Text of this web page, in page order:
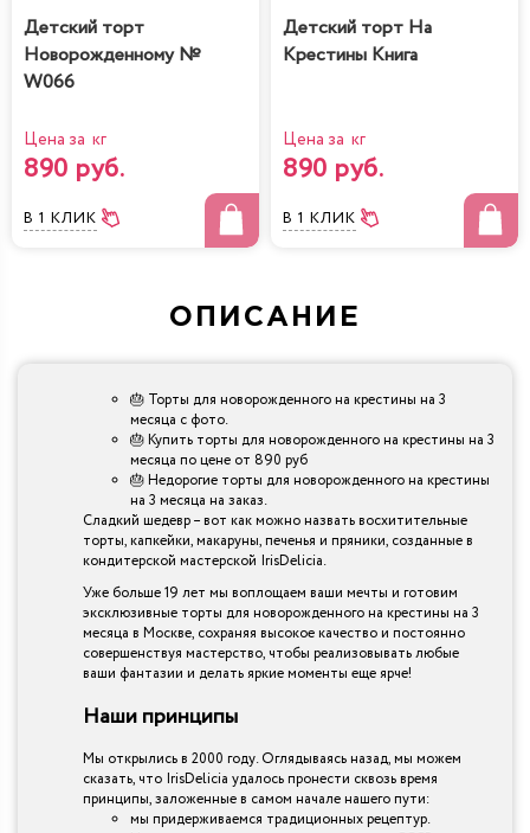
Детский торт
Новорожденному №
W066
Цена за кг
890 руб.
В 1 КЛИК
Детский торт На
Крестины Книга
Цена за кг
890 руб.
В 1 КЛИК
ОПИСАНИЕ
🎂 Торты для новорожденного на крестины на 3
месяца с фото.
🎂 Купить торты для новорожденного на крестины на 3
месяца по цене от 890 руб
🎂 Недорогие торты для новорожденного на крестины
на 3 месяца на заказ.
Сладкий шедевр – вот как можно назвать восхитительные
торты, капкейки, макаруны, печенья и пряники, созданные в
кондитерской мастерской IrisDelicia.
Уже больше 19 лет мы воплощаем ваши мечты и готовим
эксклюзивные торты для новорожденного на крестины на 3
месяца в Москве, сохраняя высокое качество и постоянно
совершенствуя мастерство, чтобы реализовывать любые
ваши фантазии и делать яркие моменты еще ярче!
Наши принципы
Мы открылись в 2000 году. Оглядываясь назад, мы можем
сказать, что IrisDelicia удалось пронести сквозь время
принципы, заложенные в самом начале нашего пути:
мы придерживаемся традиционных рецептур.